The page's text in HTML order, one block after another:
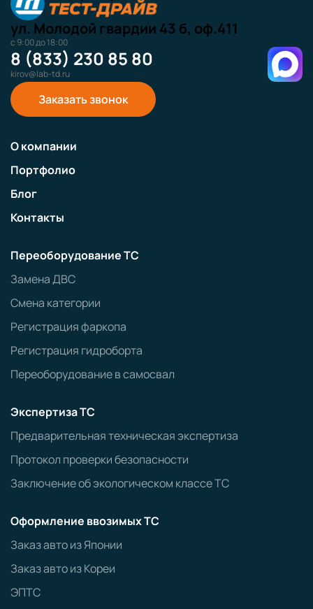
ул. Молодой гвардии 43 б, оф.411
с 9:00 до 18:00
8 (833) 230 85 80
kirov@lab-td.ru
Заказать звонок
О компании
Портфолио
Блог
Контакты
Переоборудование ТС
Замена ДВС
Смена категории
Регистрация фаркопа
Регистрация гидроборта
Переоборудование в самосвал
Экспертиза ТС
Предварительная техническая экспертиза
Протокол проверки безопасности
Заключение об экологическом классе ТС
Оформление ввозимых ТС
Заказ авто из Японии
Заказ авто из Кореи
ЭПТС